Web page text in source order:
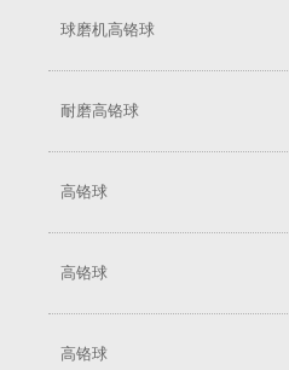
球磨机高铬球
耐磨高铬球
高铬球
高铬球
高铬球